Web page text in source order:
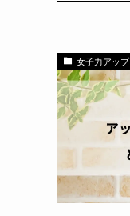
女子力アッ